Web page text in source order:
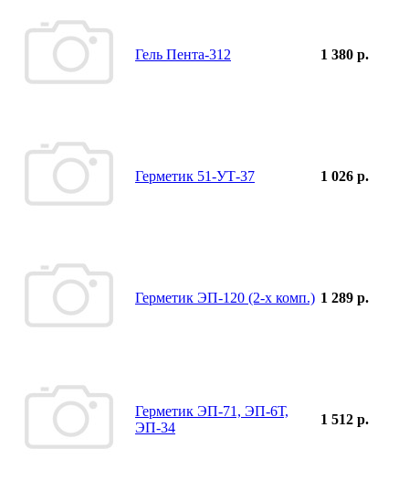
Гель Пента-312 1 380 р.
Герметик 51-УТ-37 1 026 р.
Герметик ЭП-120 (2-х комп.) 1 289 р.
Герметик ЭП-71, ЭП-6Т,
ЭП-34
1 512 р.